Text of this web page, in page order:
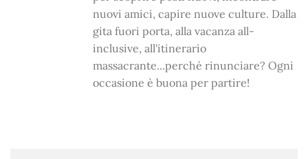
nuovi amici, capire nuove culture. Dalla
gita fuori porta, alla vacanza all-
inclusive, all'itinerario
massacrante...perché rinunciare? Ogni
occasione è buona per partire!